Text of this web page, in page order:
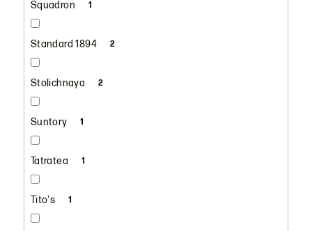
Squadron 1
Standard 1894 2
Stolichnaya 2
Suntory 1
Tatratea 1
Tito's 1